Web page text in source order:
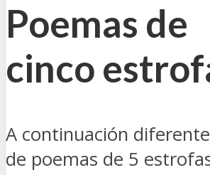
Poemas de
cinco
A continuación
de poemas de 5